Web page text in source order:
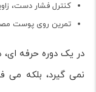
کنترل فشار دست،
تمرین روی پوست
در یک دوره حرفه
نمی گیرد، بلکه می